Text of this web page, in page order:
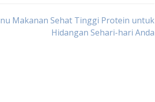
Makanan Sehat Tinggi Protein untuk
Hidangan Sehari-hari Anda